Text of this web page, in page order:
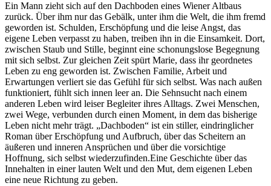
Ein Mann zieht sich auf den Dachboden eines Wiener Altbaus
zurück. Über ihm nur das Gebälk, unter ihm die Welt, die ihm fremd
geworden ist. Schulden, Erschöpfung und die leise Angst, das
eigene Leben verpasst zu haben, treiben ihn in die Einsamkeit. Dort,
zwischen Staub und Stille, beginnt eine schonungslose Begegnung
mit sich selbst. Zur gleichen Zeit spürt Marie, dass ihr geordnetes
Leben zu eng geworden ist. Zwischen Familie, Arbeit und
Erwartungen verliert sie das Gefühl für sich selbst. Was nach außen
funktioniert, fühlt sich innen leer an. Die Sehnsucht nach einem
anderen Leben wird leiser Begleiter ihres Alltags. Zwei Menschen,
zwei Wege, verbunden durch einen Moment, in dem das bisherige
Leben nicht mehr trägt. „Dachboden“ ist ein stiller, eindringlicher
Roman über Erschöpfung und Aufbruch, über das Scheitern an
äußeren und inneren Ansprüchen und über die vorsichtige
Hoffnung, sich selbst wiederzufinden.Eine Geschichte über das
Innehalten in einer lauten Welt und den Mut, dem eigenen Leben
eine neue Richtung zu geben.